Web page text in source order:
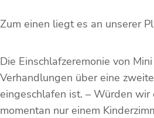
Zum einen liegt es an unserer
Die Einschlafzeremonie von
Verhandlungen über eine
eingeschlafen ist. – Würden
momentan nur einem